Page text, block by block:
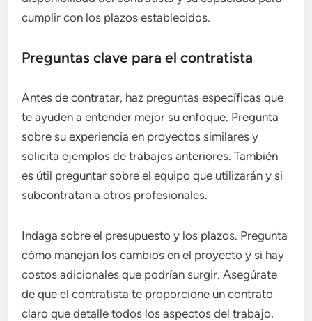
cumplir con los plazos establecidos.
Preguntas clave para el contratista
Antes de contratar, haz preguntas específicas que
te ayuden a entender mejor su enfoque. Pregunta
sobre su experiencia en proyectos similares y
solicita ejemplos de trabajos anteriores. También
es útil preguntar sobre el equipo que utilizarán y si
subcontratan a otros profesionales.
Indaga sobre el presupuesto y los plazos. Pregunta
cómo manejan los cambios en el proyecto y si hay
costos adicionales que podrían surgir. Asegúrate
de que el contratista te proporcione un contrato
claro que detalle todos los aspectos del trabajo,